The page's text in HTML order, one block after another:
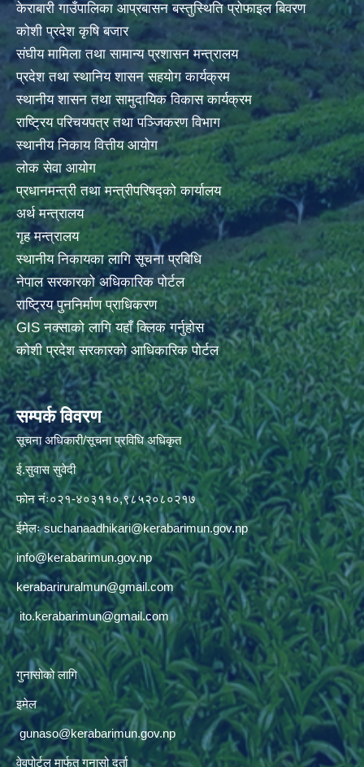
केराबारी गाउँपालिका आप्रबासन बस्तुस्थिति प्रोफाइल बिवरण
कोशी प्रदेश कृषि बजार
संघीय मामिला तथा सामान्य प्रशासन मन्त्रालय
प्रदेश तथा स्थानिय शासन सहयोग कार्यक्रम
स्थानीय शासन तथा सामुदायिक विकास कार्यक्रम
राष्ट्रिय परिचयपत्र तथा पञ्जिकरण विभाग
स्थानीय निकाय वित्तीय आयोग
लोक सेवा आयोग
प्रधानमन्त्री तथा मन्त्रीपरिषद्को कार्यालय
अर्थ मन्त्रालय
गृह मन्त्रालय
स्थानीय निकायका लागि सूचना प्रबिधि
नेपाल सरकारको अधिकारिक पोर्टल
राष्ट्रिय पुननिर्माण प्राधिकरण
GIS नक्साको लागि यहाँ क्लिक गर्नुहोस
कोशी प्रदेश सरकारको आधिकारिक पोर्टल
सम्पर्क विवरण
सूचना अधिकारी/सूचना प्रविधि अधिकृत
ई.सुवास सुवेदी
फोन नंः०२१-४०३११०,९८५२०८०२१७
ईमेलःsuchanaadhikari@kerabarimun.gov.np
info@kerabarimun.gov.np
kerabariruralmun@gmail.com
ito.kerabarimun@gmail.com
गुनासोको लागि
इमेल
gunaso@kerabarimun.gov.np
वेवपोर्टल मार्फत गुनासो दर्ता